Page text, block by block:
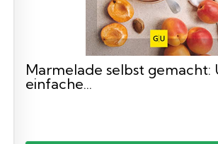
Marmelade selbst gemacht:
einfache...